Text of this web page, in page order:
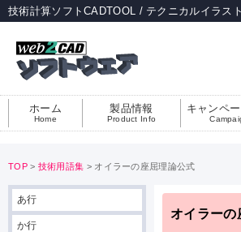
技術計算ソフトCADTOOL / テクニカルイラス
ホーム
Home
製品情報
Product Info
キャンペ
TOP > 技術用語集 > オイラーの座屈理論公式
あ行
か行
オイラーの